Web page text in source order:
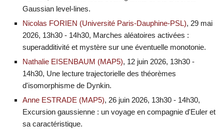
Gaussian level-lines.
Nicolas FORIEN (Université Paris-Dauphine-PSL), 29 mai
2026, 13h30 - 14h30, Marches aléatoires activées :
superadditivité et mystère sur une éventuelle monotonie.
Nathalie EISENBAUM (MAP5), 12 juin 2026, 13h30 -
14h30, Une lecture trajectorielle des théorèmes
d'isomorphisme de Dynkin.
Anne ESTRADE (MAP5), 26 juin 2026, 13h30 - 14h30,
Excursion gaussienne : un voyage en compagnie d'Euler et
sa caractéristique.